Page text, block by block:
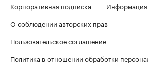
Корпоративная подписка
Информация
О соблюдении авторских прав
Пользовательское соглашение
Политика в отношении обработки